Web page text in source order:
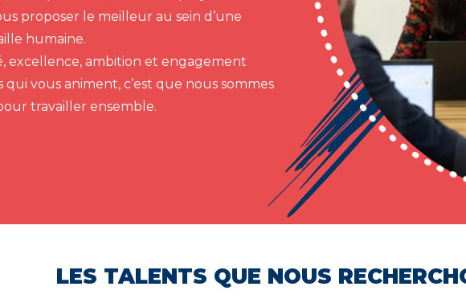
proposer le meilleur au sein d’une
humaine.
excellence, ambition et engagement
qui vous animent, c’est que nous sommes
travailler ensemble.
LES TALENTS QUE NOUS